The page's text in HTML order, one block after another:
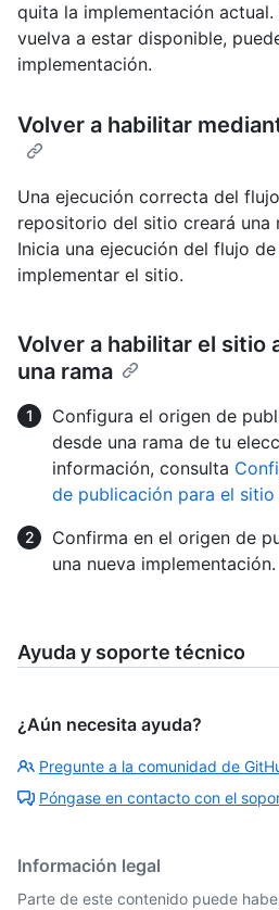
quita la implementación actual.
vuelva a estar disponible,
implementación.
Volver a habilitar
Una ejecución correcta del
repositorio del sitio creará una
Inicia una ejecución del flujo
implementar el sitio.
Volver a habilitar el sitio
una rama
Configura el origen de
desde una rama de tu
información, consulta
de publicación para el
Confirma en el origen de
una nueva implementación.
Ayuda y soporte técnico
¿Aún necesita ayuda?
Pregunte a la comunidad de
Póngase en contacto con el
Información legal
Parte de este contenido puede